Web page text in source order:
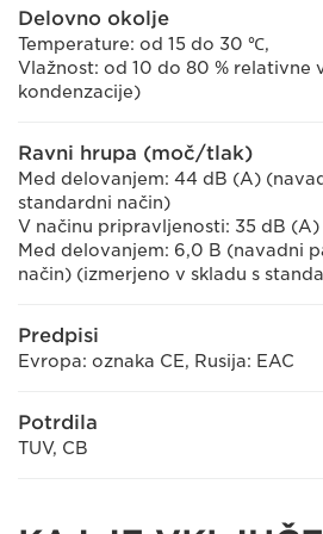
Delovno okolje
Temperature: od 15 do 30 ℃,
Vlažnost: od 10 do 80 % relativne
kondenzacije)
Ravni hrupa (moč/tlak)
Med delovanjem: 44 dB (A)
standardni način)
V načinu pripravljenosti: 35 dB (A)
Med delovanjem: 6,0 B (navadni
način) (izmerjeno v skladu s
Predpisi
Evropa: oznaka CE, Rusija: EAC
Potrdila
TUV, CB